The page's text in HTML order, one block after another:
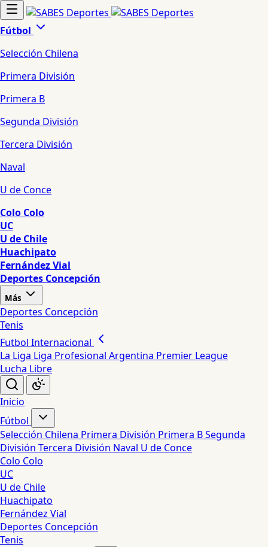
Fútbol
Selección Chilena
Primera División
Primera B
Segunda División
Tercera División
Naval
U de Conce
Colo Colo
UC
U de Chile
Huachipato
Fernández Vial
Deportes Concepción
Más
Deportes Concepción
Tenis
Futbol Internacional
La Liga Liga Profesional Argentina Premier League
Lucha Libre
Inicio
Fútbol
Selección Chilena Primera División Primera BSegunda
División Tercera División Naval U de Conce
Colo Colo
UC
U de Chile
Huachipato
Fernández Vial
Deportes Concepción
Tenis